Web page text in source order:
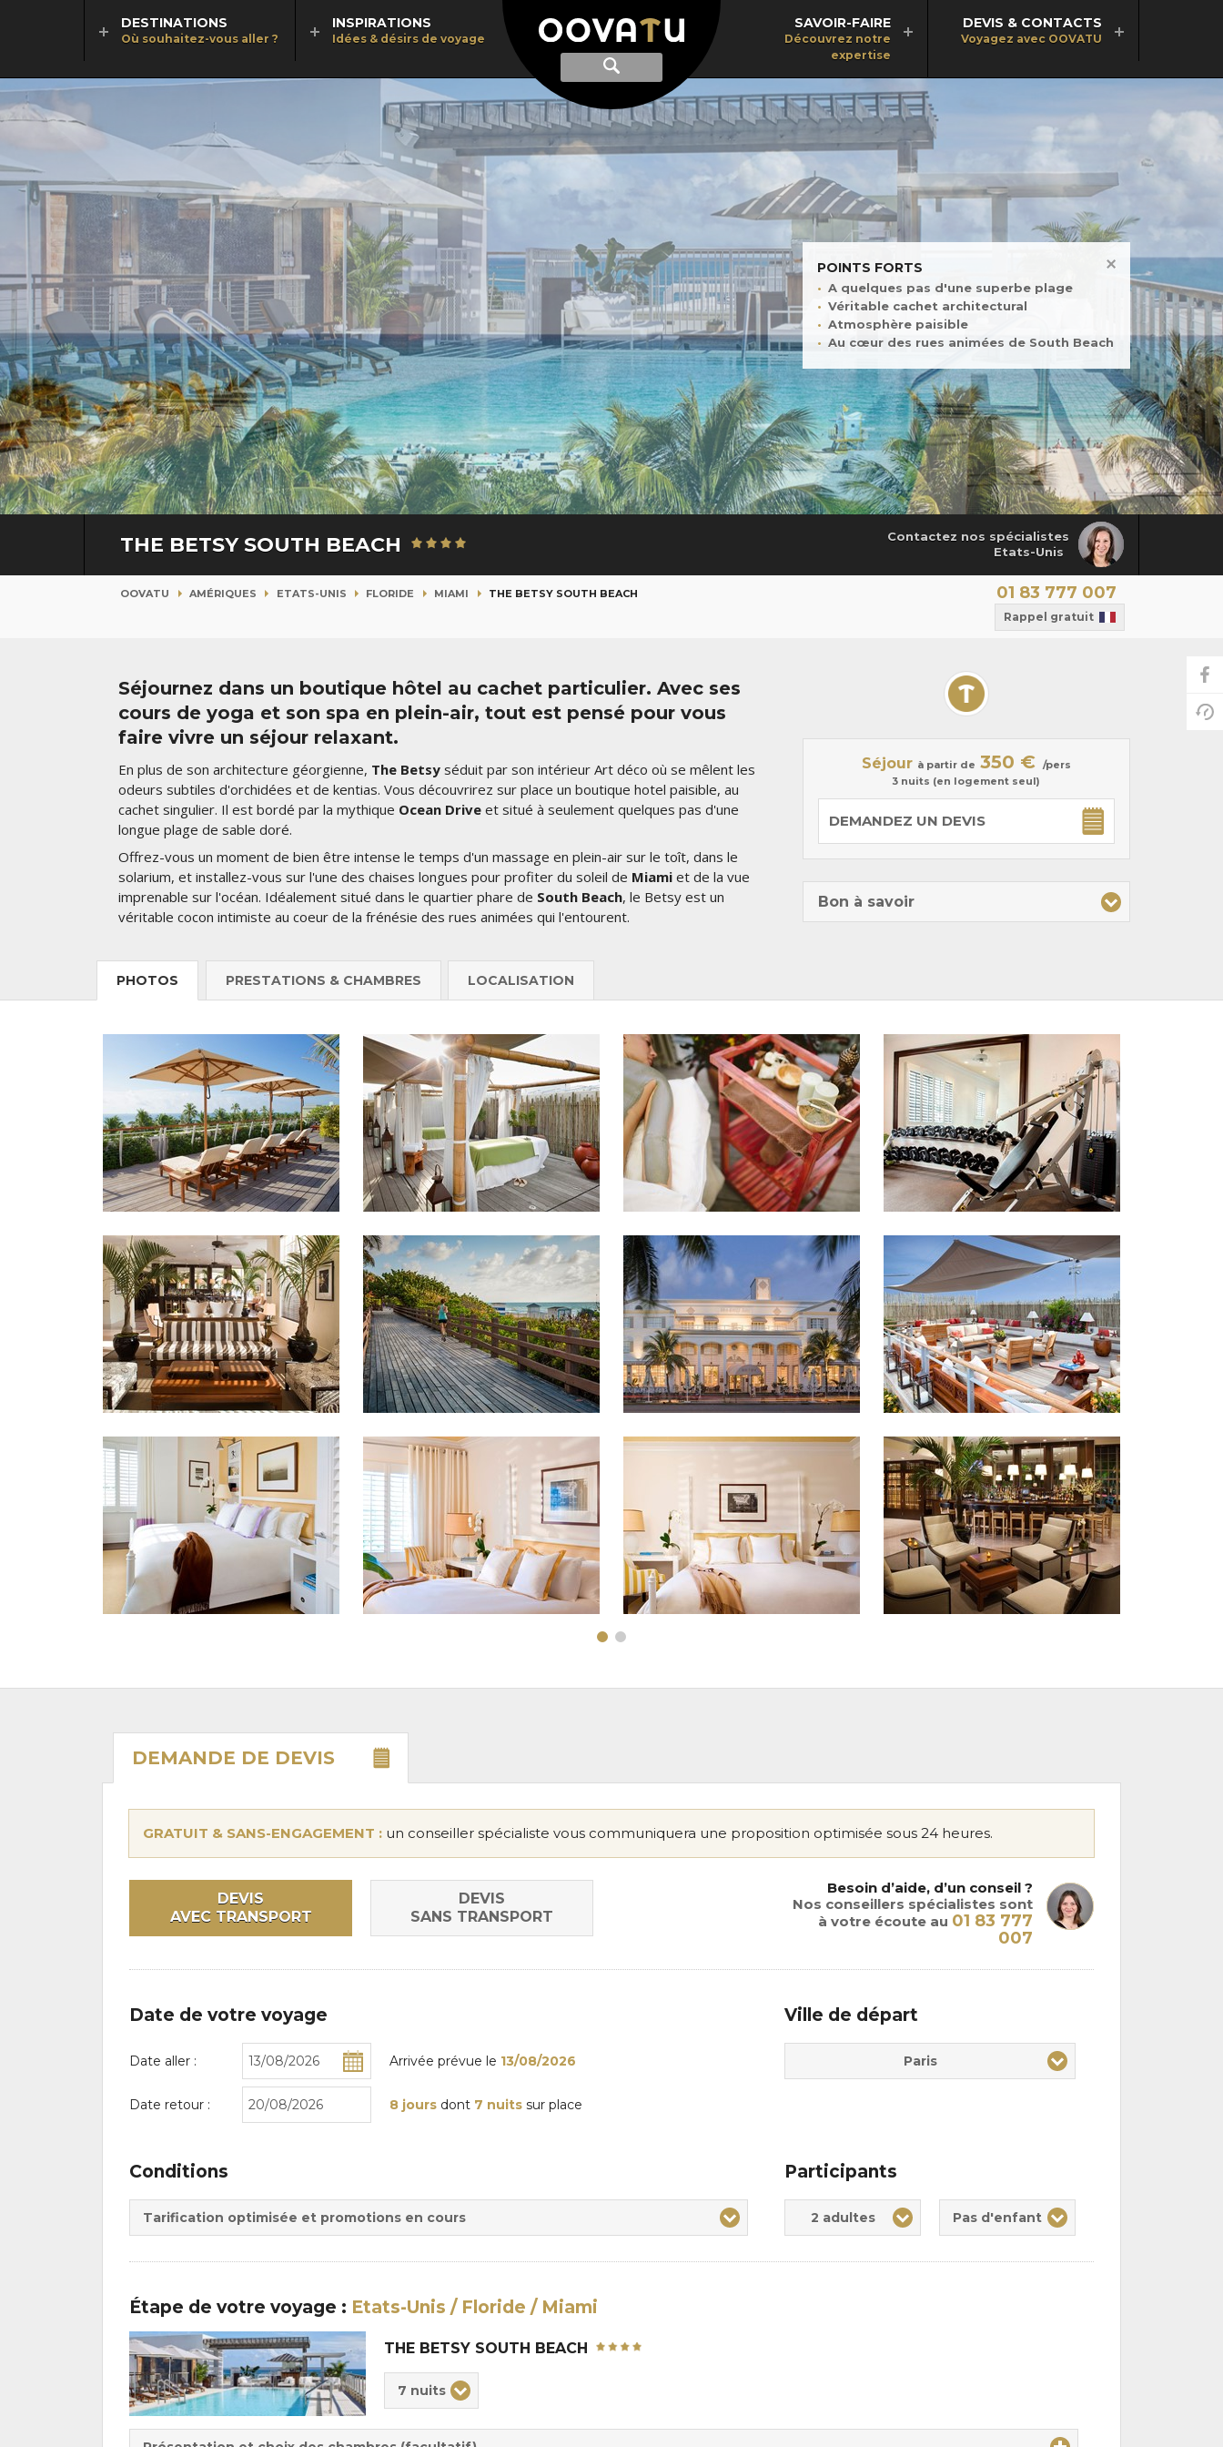
Afficher
recherche
Recherche
DESTINATIONS
Où souhaitez-vous aller ?
INSPIRATIONS
Idées & désirs de voyage
SAVOIR-FAIRE
Découvrez notre
expertise
DEVIS & CONTACTS
Voyagez avec OOVATU
POINTS FORTS
A quelques pas d'une superbe plage
Véritable cachet architectural
Atmosphère paisible
Au cœur des rues animées de South Beach
THE BETSY SOUTH BEACH
Contactez nos spécialistes
Etats-Unis
OOVATU AMÉRIQUES ETATS-UNIS FLORIDE MIAMI THE BETSY SOUTH BEACH 01 83 777 007
Rappel gratuit
Séjournez dans un boutique hôtel au cachet particulier. Avec ses
cours de yoga et son spa en plein-air, tout est pensé pour vous
faire vivre un séjour relaxant.
En plus de son architecture géorgienne, The Betsy séduit par son intérieur Art déco où se mêlent les
odeurs subtiles d'orchidées et de kentias. Vous découvrirez sur place un boutique hotel paisible, au
cachet singulier. Il est bordé par la mythique Ocean Drive et situé à seulement quelques pas d'une
longue plage de sable doré.
Offrez-vous un moment de bien être intense le temps d'un massage en plein-air sur le toît, dans le
solarium, et installez-vous sur l'une des chaises longues pour profiter du soleil de Miami et de la vue
imprenable sur l'océan. Idéalement situé dans le quartier phare de South Beach, le Betsy est un
véritable cocon intimiste au coeur de la frénésie des rues animées qui l'entourent.
Séjour à partir de 350 € /pers
3 nuits (en logement seul)
DEMANDEZ UN DEVIS
Bon à savoir
PHOTOS PRESTATIONS & CHAMBRES LOCALISATION
DEMANDE DE DEVIS
GRATUIT & SANS-ENGAGEMENT : un conseiller spécialiste vous communiquera une proposition optimisée sous 24 heures.
DEVIS
AVEC TRANSPORT
DEVIS
SANS TRANSPORT
Besoin d’aide, d’un conseil ?
Nos conseillers spécialistes sont
à votre écoute au 01 83 777
007
Date de votre voyage
Date aller : Arrivée prévue le 13/08/2026
Date retour : 8 jours dont 7 nuits sur place
Ville de départ
Paris
Conditions
Tarification optimisée et promotions en cours
Participants
2 adultes Pas d'enfant
Étape de votre voyage : Etats-Unis / Floride / Miami
THE BETSY SOUTH BEACH
7 nuits